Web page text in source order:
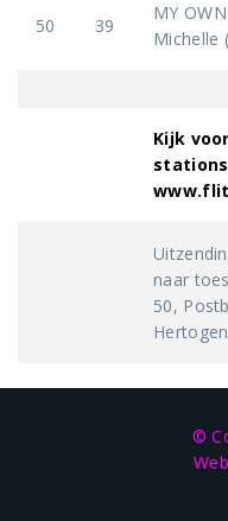
50 39
MY
Michelle
Kijk
naar
50,
©